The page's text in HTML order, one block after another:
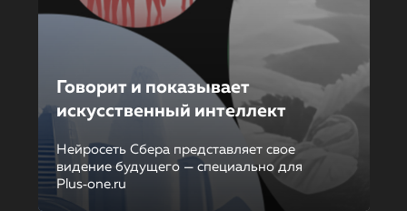
Говорит и показывает
искусственный интеллект
Нейросеть Сбера представляет свое
видение будущего — специально для
Plus‑one.ru